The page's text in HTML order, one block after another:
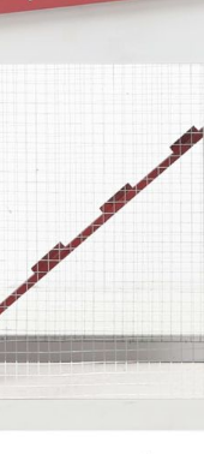
и бяло
цел.
с бутона "Добави в
да изберете броя
produsul în
detaliile
цел.
бутона "Добави в
да изберете броя